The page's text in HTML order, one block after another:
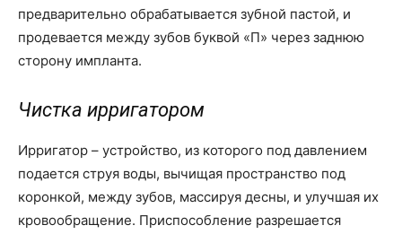
предварительно обрабатывается зубной пастой, и
продевается между зубов буквой «П» через заднюю
сторону импланта.
Чистка ирригатором
Ирригатор – устройство, из которого под давлением
подается струя воды, вычищая пространство под
коронкой, между зубов, массируя десны, и улучшая их
кровообращение. Приспособление разрешается